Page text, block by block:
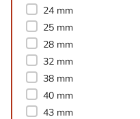
24 mm
25 mm
28 mm
32 mm
38 mm
40 mm
43 mm